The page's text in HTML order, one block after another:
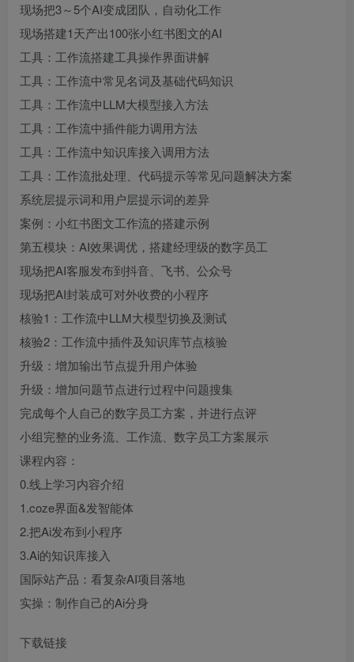
现场把3～5个AI变成团队，自动化工作
现场搭建1天产出100张小红书图文的AI
工具：工作流搭建工具操作界面讲解
工具：工作流中常见名词及基础代码知识
工具：工作流中LLM大模型接入方法
工具：工作流中插件能力调用方法
工具：工作流中知识库接入调用方法
工具：工作流批处理、代码提示等常见问题解决方案
系统层提示词和用户层提示词的差异
案例：小红书图文工作流的搭建示例
第五模块：AI效果调优，搭建经理级的数字员工
现场把AI客服发布到抖音、飞书、公众号
现场把AI封装成可对外收费的小程序
核验1：工作流中LLM大模型切换及测试
核验2：工作流中插件及知识库节点核验
升级：增加输出节点提升用户体验
升级：增加问题节点进行过程中问题搜集
完成每个人自己的数字员工方案，并进行点评
小组完整的业务流、工作流、数字员工方案展示
课程内容：
0.线上学习内容介绍
1.coze界面&发智能体
2.把Ai发布到小程序
3.Ai的知识库接入
国际站产品：看复杂AI项目落地
实操：制作自己的Ai分身
下载链接